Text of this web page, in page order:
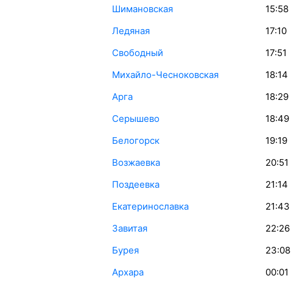
Шимановская
15:58
Ледяная
17:10
Свободный
17:51
Михайло-Чесноковская
18:14
Арга
18:29
Серышево
18:49
Белогорск
19:19
Возжаевка
20:51
Поздеевка
21:14
Екатеринославка
21:43
Завитая
22:26
Бурея
23:08
Архара
00:01